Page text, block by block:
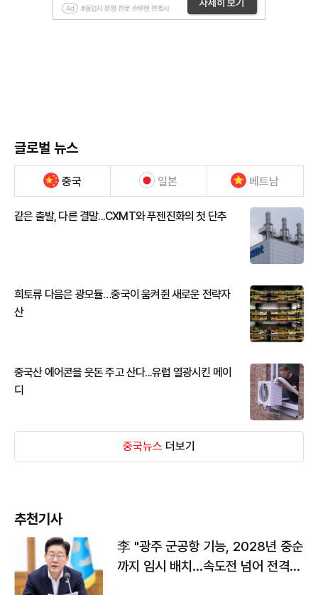
글로벌 뉴스
중국 일본 베트남
같은 출발, 다른 결말...CXMT와 푸젠진화의 첫 단추
희토류 다음은 광모듈…중국이 움켜쥔 새로운 전략자
산
중국산 에어콘을 웃돈 주고 산다...유럽 열광시킨 메이
디
중국뉴스 더보기
추천기사
李 "광주 군공항 기능, 2028년 중순
까지 임시 배치…속도전 넘어 전격